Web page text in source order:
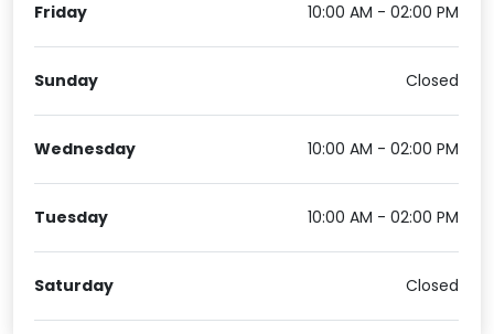
Friday 10:00 AM - 02:00 PM
Sunday Closed
Wednesday 10:00 AM - 02:00 PM
Tuesday 10:00 AM - 02:00 PM
Saturday Closed